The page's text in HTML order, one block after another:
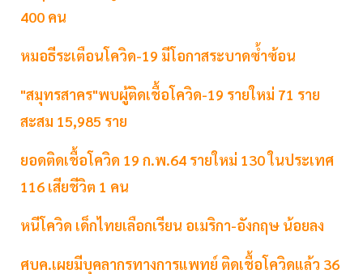
400 คน
หมอธีระเตือนโควิด-19 มีโอกาสระบาดซ้ำซ้อน
"สมุทรสาคร"พบผู้ติดเชื้อโควิด-19 รายใหม่ 71 ราย
สะสม 15,985 ราย
ยอดติดเชื้อโควิด 19 ก.พ.64 รายใหม่ 130 ในประเทศ
116 เสียชีวิต 1 คน
หนีโควิด เด็กไทยเลือกเรียน อเมริกา-อังกฤษ น้อยลง
ศบค.เผยมีบุคลากรทางการแพทย์ ติดเชื้อโควิดแล้ว 36